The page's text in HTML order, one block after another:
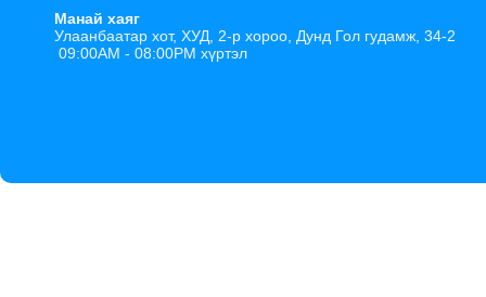
Манай хаяг
Улаанбаатар хот, ХУД, 2-р хороо, Дунд Гол гудамж, 34-2
09:00AM - 08:00PM хүртэл